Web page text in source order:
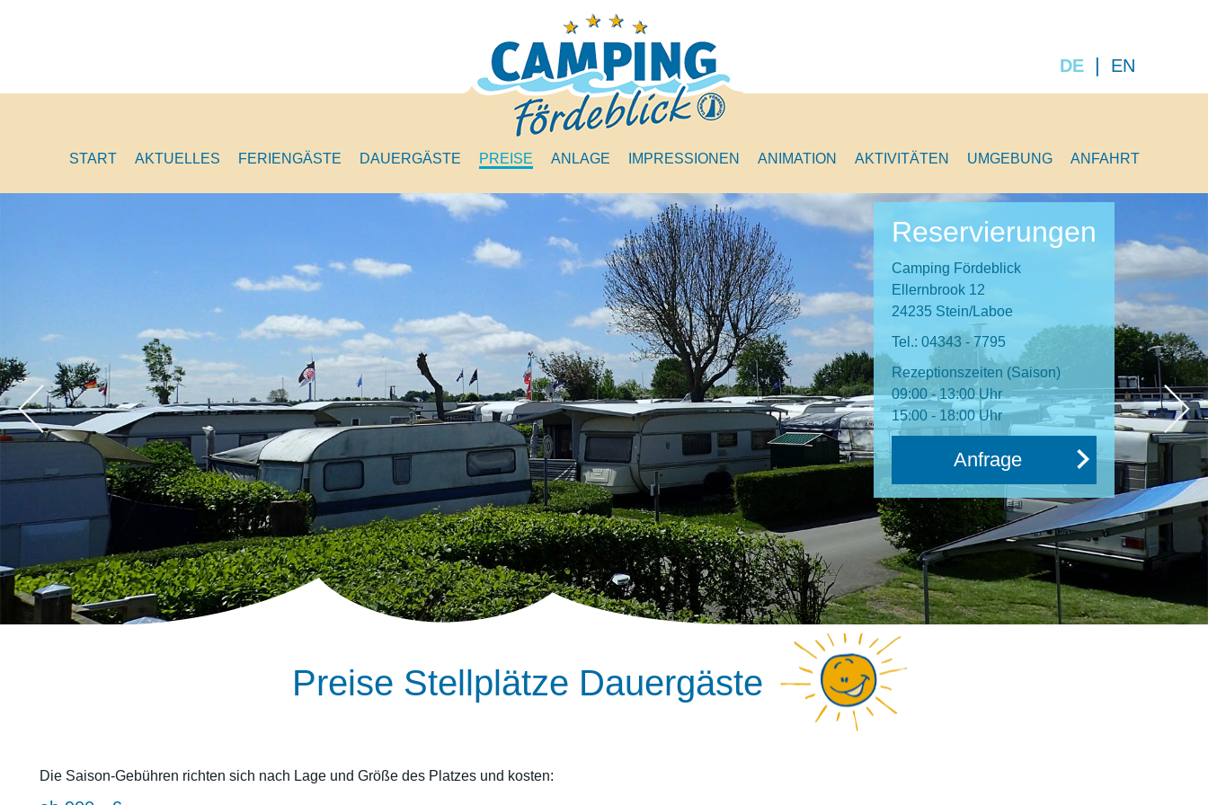
Navigation
START AKTUELLES FERIENGÄSTE DAUERGÄSTE PREISE ANLAGE IMPRESSIONEN ANIMATION AKTIVITÄTEN UMGEBUNG ANFAHRT
DE EN
Reservierungen
Camping Fördeblick
Ellernbrook 12
24235 Stein/Laboe
Tel.: 04343 - 7795
Rezeptionszeiten (Saison)
09:00 - 13:00 Uhr
15:00 - 18:00 Uhr
Anfrage
Preise Stellplätze Dauergäste
Die Saison-Gebühren richten sich nach Lage und Größe des Platzes und kosten: